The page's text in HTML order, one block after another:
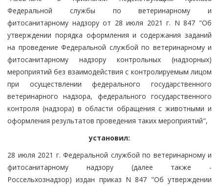
Федеральной службы по ветеринарному и
фитосанитарному надзору от 28 июля 2021 г. N 847 "Об
утверждении порядка оформления и содержания заданий
на проведение Федеральной службой по ветеринарному и
фитосанитарному надзору контрольных (надзорных)
мероприятий без взаимодействия с контролируемым лицом
при осуществлении федерального государственного
ветеринарного надзора, федерального государственного
контроля (надзора) в области обращения с животными и
оформления результатов проведения таких мероприятий",
установил:
28 июля 2021 г. Федеральной службой по ветеринарному и
фитосанитарному надзору (далее также -
Россельхознадзор) издан приказ N 847 "Об утверждении